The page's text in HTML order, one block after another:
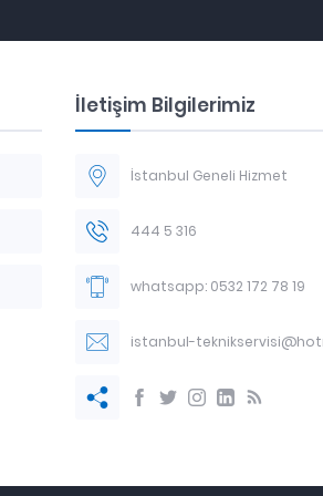
İletişim Bilgilerimiz
İstanbul Geneli Hizmet
444 5 316
whatsapp: 0532 172 78 19
istanbul-